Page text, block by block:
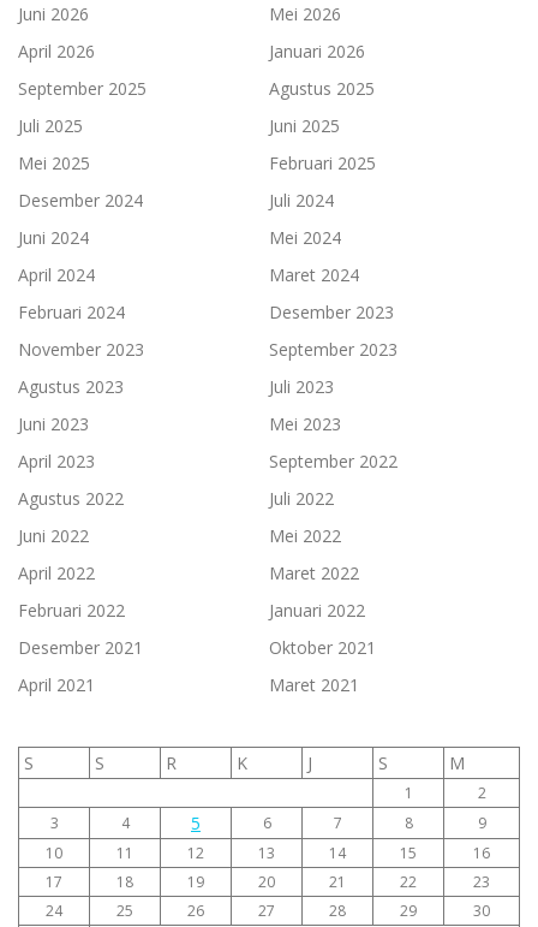
Juni 2026
Mei 2026
April 2026
Januari 2026
September 2025
Agustus 2025
Juli 2025
Juni 2025
Mei 2025
Februari 2025
Desember 2024
Juli 2024
Juni 2024
Mei 2024
April 2024
Maret 2024
Februari 2024
Desember 2023
November 2023
September 2023
Agustus 2023
Juli 2023
Juni 2023
Mei 2023
April 2023
September 2022
Agustus 2022
Juli 2022
Juni 2022
Mei 2022
April 2022
Maret 2022
Februari 2022
Januari 2022
Desember 2021
Oktober 2021
April 2021
Maret 2021
S S R K J S M
1
2
3
4 5 6 7 8
9
10
11 12 13 14 15
16
17
18 19 20 21 22
23
24
25 26 27 28 29
30